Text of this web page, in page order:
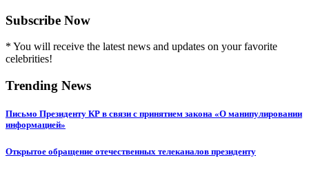
Subscribe Now
* You will receive the latest news and updates on your favorite
celebrities!
Trending News
Письмо Президенту КР в связи с принятием закона «О манипулировании
информацией»
Открытое обращение отечественных телеканалов президенту